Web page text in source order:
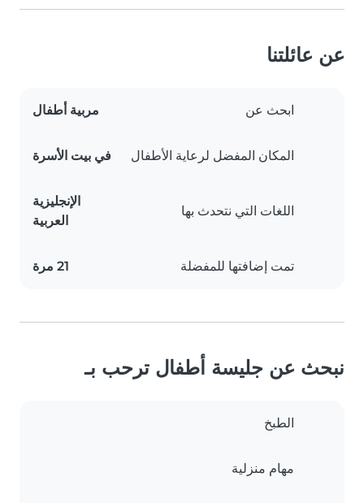
عن عائلتنا
ابحث عن مربية أطفال
المكان المفضل لرعاية الأطفال في بيت الأسرة
اللغات التي نتحدث بها
الإنجليزية
العربية
تمت إضافتها للمفضلة 21 مرة
نبحث عن جليسة أطفال ترحب بـ
الطبخ
مهام منزلية